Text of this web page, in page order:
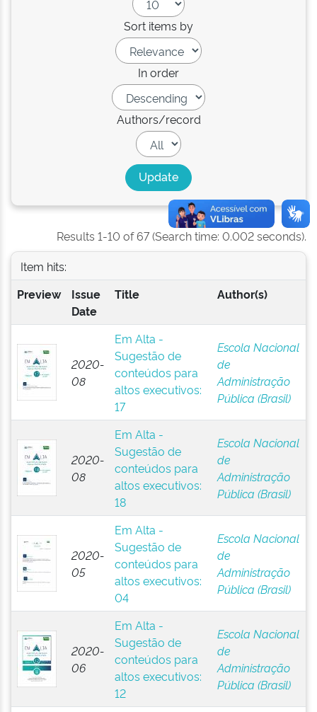
Sort items by
In order
Authors/record
Results 1-10 of 67 (Search time: 0.002 seconds).
Item hits:
Preview
Issue
Date
Title Author(s)
2020-
08
Em Alta -
Sugestão de
conteúdos para
altos executivos:
17
Escola Nacional
de
Administração
Pública (Brasil)
2020-
08
Em Alta -
Sugestão de
conteúdos para
altos executivos:
18
Escola Nacional
de
Administração
Pública (Brasil)
2020-
05
Em Alta -
Sugestão de
conteúdos para
altos executivos:
04
Escola Nacional
de
Administração
Pública (Brasil)
2020-
06
Em Alta -
Sugestão de
conteúdos para
altos executivos:
12
Escola Nacional
de
Administração
Pública (Brasil)